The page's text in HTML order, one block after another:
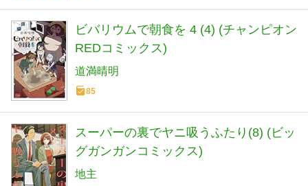
ビバリウムで朝食を 4 (4) (チャンピオン
REDコミックス)
道満晴明
85
スーパーの裏でヤニ吸うふたり(8) (ビッ
グガンガンコミックス)
地主